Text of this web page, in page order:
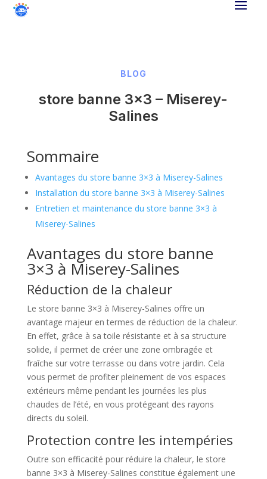
BLOG
store banne 3×3 – Miserey-
Salines
Sommaire
Avantages du store banne 3×3 à Miserey-Salines
Installation du store banne 3×3 à Miserey-Salines
Entretien et maintenance du store banne 3×3 à
Miserey-Salines
Avantages du store banne
3×3 à Miserey-Salines
Réduction de la chaleur
Le store banne 3×3 à Miserey-Salines offre un
avantage majeur en termes de réduction de la chaleur.
En effet, grâce à sa toile résistante et à sa structure
solide, il permet de créer une zone ombragée et
fraîche sur votre terrasse ou dans votre jardin. Cela
vous permet de profiter pleinement de vos espaces
extérieurs même pendant les journées les plus
chaudes de l’été, en vous protégeant des rayons
directs du soleil.
Protection contre les intempéries
Outre son efficacité pour réduire la chaleur, le store
banne 3×3 à Miserey-Salines constitue également une